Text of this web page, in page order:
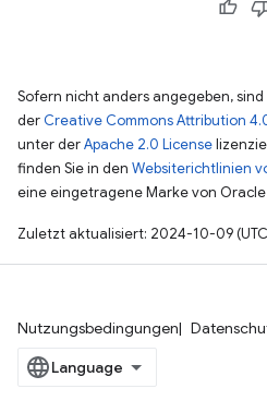
Sofern nicht anders angegeben,
der Creative Commons Attribution
unter derApache 2.0 License
finden Sie in den Websiterichtlinien
eine eingetragene Marke von
Zuletzt aktualisiert: 2024-10-09
Nutzungsbedingungen